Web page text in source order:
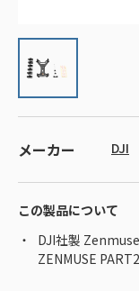
メーカー DJI
この製品について
DJI社製
ZENMUSE